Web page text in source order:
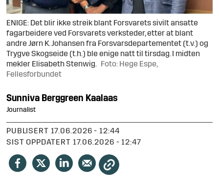
ENIGE: Det blir ikke streik blant Forsvarets sivilt ansatte
fagarbeidere ved Forsvarets verksteder, etter at blant
andre Jørn K. Johansen fra Forsvarsdepartementet (t.v.) og
Trygve Skogseide (t.h.) ble enige natt til tirsdag. I midten
mekler Elisabeth Stenwig.
Foto: Hege Espe,
Fellesforbundet
Sunniva Berggreen Kaalaas
Journalist
PUBLISERT
17.06.2026 - 12:44
SIST OPPDATERT
17.06.2026 - 12:47